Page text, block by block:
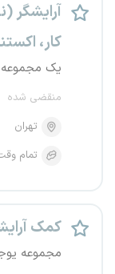
آرایشگر
کار،
یک مجموعه
منقضی شده
تهران
تمام
کمک
مجموعه